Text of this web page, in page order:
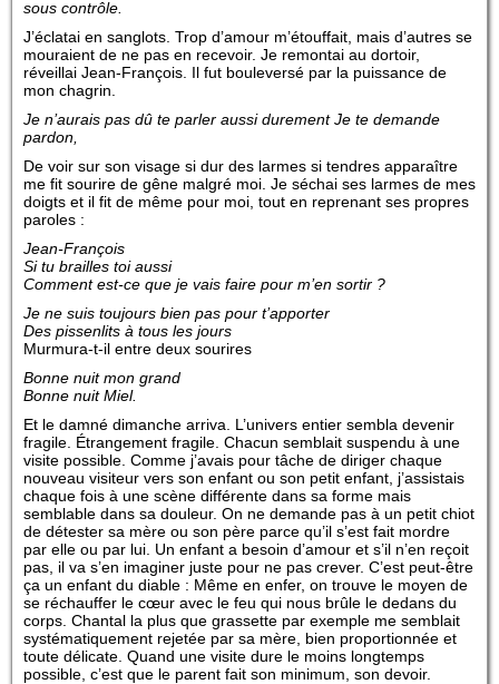
sous contrôle.
J’éclatai en sanglots. Trop d’amour m’étouffait, mais d’autres se
mouraient de ne pas en recevoir. Je remontai au dortoir,
réveillai Jean-François. Il fut bouleversé par la puissance de
mon chagrin.
Je n’aurais pas dû te parler aussi durement Je te demande
pardon,
De voir sur son visage si dur des larmes si tendres apparaître
me fit sourire de gêne malgré moi. Je séchai ses larmes de mes
doigts et il fit de même pour moi, tout en reprenant ses propres
paroles :
Jean-François
Si tu brailles toi aussi
Comment est-ce que je vais faire pour m’en sortir ?
Je ne suis toujours bien pas pour t’apporter
Des pissenlits à tous les jours
Murmura-t-il entre deux sourires
Bonne nuit mon grand
Bonne nuit Miel.
Et le damné dimanche arriva. L’univers entier sembla devenir
fragile. Étrangement fragile. Chacun semblait suspendu à une
visite possible. Comme j’avais pour tâche de diriger chaque
nouveau visiteur vers son enfant ou son petit enfant, j’assistais
chaque fois à une scène différente dans sa forme mais
semblable dans sa douleur. On ne demande pas à un petit chiot
de détester sa mère ou son père parce qu’il s’est fait mordre
par elle ou par lui. Un enfant a besoin d’amour et s’il n’en reçoit
pas, il va s’en imaginer juste pour ne pas crever. C’est peut-être
ça un enfant du diable : Même en enfer, on trouve le moyen de
se réchauffer le cœur avec le feu qui nous brûle le dedans du
corps. Chantal la plus que grassette par exemple me semblait
systématiquement rejetée par sa mère, bien proportionnée et
toute délicate. Quand une visite dure le moins longtemps
possible, c’est que le parent fait son minimum, son devoir.